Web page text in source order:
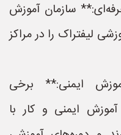
سازمان آموزش
لیفتراک را در مراکز
ایمنی:** برخی
ایمنی و کار با